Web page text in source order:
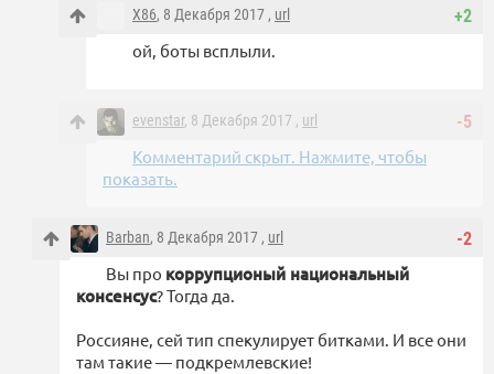
+2
X86, 8 Декабря 2017 , url
ой, боты всплыли.
-5
evenstar, 8 Декабря 2017 , url
Комментарий скрыт. Нажмите, чтобы
показать.
-2
Barban, 8 Декабря 2017 , url
Вы про коррупционый национальный
консенсус? Тогда да.
Россияне, сей тип спекулирует битками. И все они
там такие — подкремлевские!